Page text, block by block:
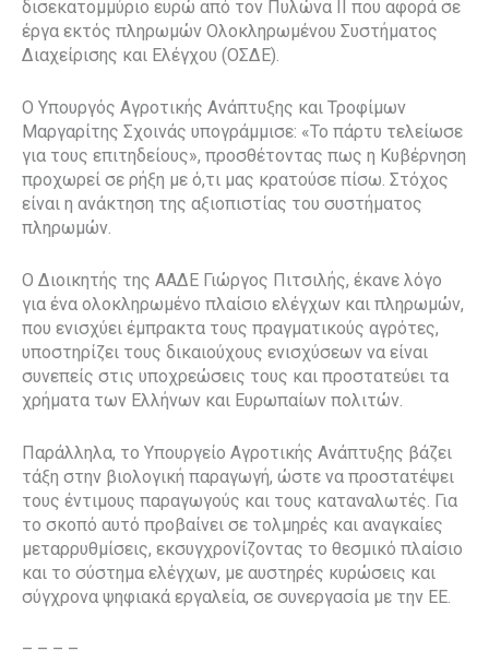
δισεκατομμύριο ευρώ από τον Πυλώνα ΙΙ που αφορά σε
έργα εκτός πληρωμών Ολοκληρωμένου Συστήματος
Διαχείρισης και Ελέγχου (ΟΣΔΕ).
Ο Υπουργός Αγροτικής Ανάπτυξης και Τροφίμων
Μαργαρίτης Σχοινάς υπογράμμισε: «Το πάρτυ τελείωσε
για τους επιτηδείους», προσθέτοντας πως η Κυβέρνηση
προχωρεί σε ρήξη με ό,τι μας κρατούσε πίσω. Στόχος
είναι η ανάκτηση της αξιοπιστίας του συστήματος
πληρωμών.
Ο Διοικητής της ΑΑΔΕ Γιώργος Πιτσιλής, έκανε λόγο
για ένα ολοκληρωμένο πλαίσιο ελέγχων και πληρωμών,
που ενισχύει έμπρακτα τους πραγματικούς αγρότες,
υποστηρίζει τους δικαιούχους ενισχύσεων να είναι
συνεπείς στις υποχρεώσεις τους και προστατεύει τα
χρήματα των Ελλήνων και Ευρωπαίων πολιτών.
Παράλληλα, το Υπουργείο Αγροτικής Ανάπτυξης βάζει
τάξη στην βιολογική παραγωγή, ώστε να προστατέψει
τους έντιμους παραγωγούς και τους καταναλωτές. Για
το σκοπό αυτό προβαίνει σε τολμηρές και αναγκαίες
μεταρρυθμίσεις, εκσυγχρονίζοντας το θεσμικό πλαίσιο
και το σύστημα ελέγχων, με αυστηρές κυρώσεις και
σύγχρονα ψηφιακά εργαλεία, σε συνεργασία με την ΕΕ.
– – – –